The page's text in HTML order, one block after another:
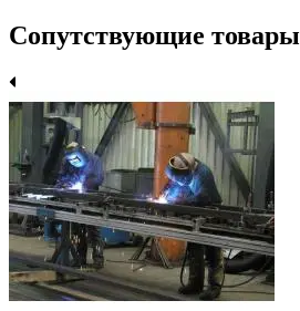
Сопутствующие товары